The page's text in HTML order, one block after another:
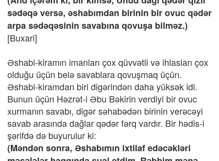
sədəqə versə, əshabımdan birinin bir ovuc qədər
arpa sədəqəsinin savabına qovuşa bilməz.)
[Buxari]
Əshabi-kiramın imanları çox qüvvətli və ihlasları çox
olduğu üçün belə savablara qovuşmaq üçün.
Əshabi-kiramdan biri digərindən daha yüksək idi.
Bunun üçün Həzrət-i Əbu Bəkirin verdiyi bir ovuc
xurmanın savabı, digər səhabədən birinin verəcəyi
savab arasında dağlar qədər fərq vardır. Bir hədis-i
şərifdə də buyurulur ki:
(Məndən sonra, Əshabımın ixtilaf edəcəkləri